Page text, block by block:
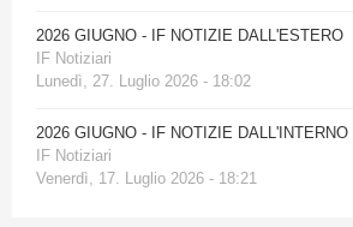
2026 GIUGNO - IF NOTIZIE DALL'ESTERO
IF Notiziari
Lunedì, 27. Luglio 2026 - 18:02
2026 GIUGNO - IF NOTIZIE DALL'INTERNO
IF Notiziari
Venerdì, 17. Luglio 2026 - 18:21